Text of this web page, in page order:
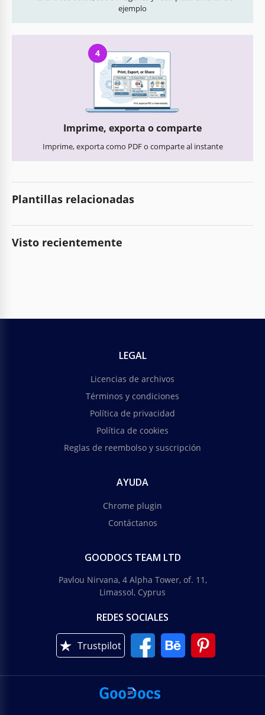
ejemplo
4
Imprime, exporta o comparte
Imprime, exporta como PDF o comparte al instante
Plantillas relacionadas
Visto recientemente
LEGAL
Licencias de archivos
Términos y condiciones
Política de privacidad
Política de cookies
Reglas de reembolso y suscripción
AYUDA
Chrome plugin
Contáctanos
GOODOCS TEAM LTD
Pavlou Nirvana, 4 Alpha Tower, of. 11,
Limassol, Cyprus
REDES SOCIALES
Trustpilot